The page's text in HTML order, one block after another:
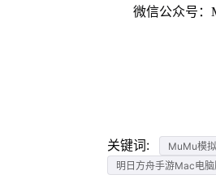
微信公众号：
关键词: MuMu模
明日方舟手游Mac电脑